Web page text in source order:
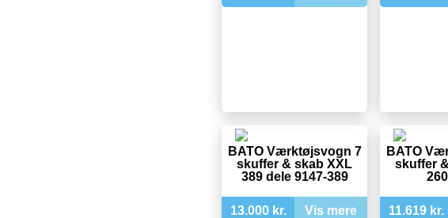
BATO Værktøjsvogn 7
skuffer & skab XXL
389 dele 9147-389
13.000 kr. Vis mere
BATO
skuffer
11.619 kr.